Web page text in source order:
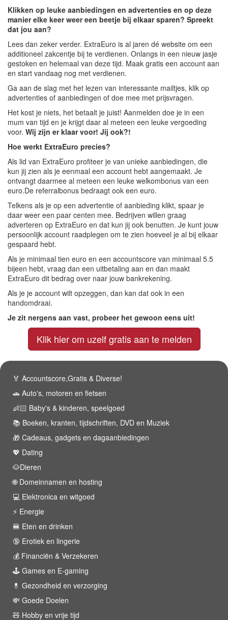
Klikken op leuke aanbiedingen en advertenties en op deze
manier elke keer weer een beetje bij elkaar sparen? Spreekt
dat jou aan?
Lees dan zeker verder. ExtraEuro is al jaren dé website om een
additioneel zakcentje bij te verdienen. Onlangs in een nieuw jasje
gestoken en helemaal van deze tijd. Maak gratis een account aan
en start vandaag nog met verdienen.
Ga aan de slag met het lezen van interessante mailtjes, klik op
advertenties of aanbiedingen of doe mee met prijsvragen.
Het kost je niets, het betaalt je juist! Aanmelden doe je in een
mum van tijd en je krijgt daar al meteen een leuke vergoeding
voor. Wij zijn er klaar voor! Jij ook?!
Hoe werkt ExtraEuro precies?
Als lid van ExtraEuro profiteer je van unieke aanbiedingen, die
kun jij zien als je eenmaal een account hebt aangemaakt. Je
ontvangt daarmee al meteen een leuke welkombonus van een
euro.De referralbonus bedraagt ook een euro.
Telkens als je op een advertentie of aanbieding klikt, spaar je
daar weer een paar centen mee. Bedrijven willen graag
adverteren op ExtraEuro en dat kun jij ook benutten. Je kunt jouw
persoonlijk account raadplegen om te zien hoeveel je al bij elkaar
gespaard hebt.
Als je minimaal tien euro en een accountscore van minimaal 5.5
bijeen hebt, vraag dan een uitbetaling aan en dan maakt
ExtraEuro dit bedrag over naar jouw bankrekening.
Als je je account wilt opzeggen, dan kan dat ook in een
handomdraai.
Je zit nergens aan vast, probeer het gewoon eens uit!
Klik hier om uzelf gratis aan te melden
🏅 Accountscore,Gratis & Diverse!
🚗 Auto's, motoren en fietsen
👶🏻 Baby's & kinderen, speelgoed
📚 Boeken, kranten, tijdschriften, DVD en Muziek
🎁 Cadeaus, gadgets en dagaanbiedingen
💖 Dating
🐶Dieren
🌐 Domeinnamen en hosting
💻 Elektronica en witgoed
⚡️ Energie
🍔 Eten en drinken
🔞 Erotiek en lingerie
💰 Financiën & Verzekeren
🕹 Games en E-gaming
💊 Gezondheid en verzorging
💸 Goede Doelen
🧸 Hobby en vrije tijd